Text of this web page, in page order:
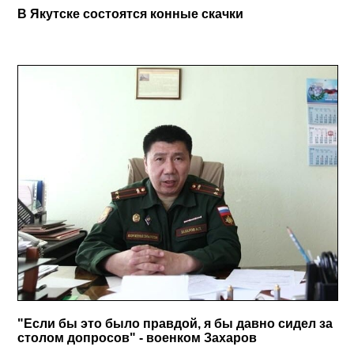
В Якутске состоятся конные скачки
"Если бы это было правдой, я бы давно сидел за
столом допросов" - военком Захаров